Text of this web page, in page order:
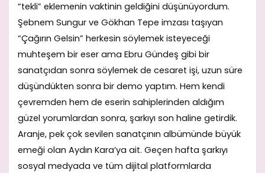
“tekli” eklemenin vaktinin geldiğini düşünüyordum.
Şebnem Sungur ve Gökhan Tepe imzası taşıyan
“Çağırın Gelsin” herkesin söylemek isteyeceği
muhteşem bir eser ama Ebru Gündeş gibi bir
sanatçıdan sonra söylemek de cesaret işi, uzun süre
düşündükten sonra bir demo yaptım. Hem kendi
çevremden hem de eserin sahiplerinden aldığım
güzel yorumlardan sonra, şarkıyı son haline getirdik.
Aranje, pek çok sevilen sanatçının albümünde büyük
emeği olan Aydın Kara’ya ait. Geçen hafta şarkıyı
sosyal medyada ve tüm dijital platformlarda